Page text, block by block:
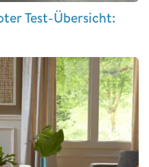
Test-Übersicht: